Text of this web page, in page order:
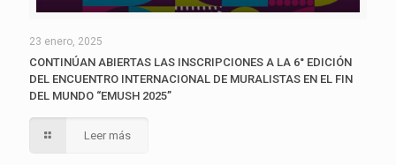
23 enero, 2025
CONTINÚAN ABIERTAS LAS INSCRIPCIONES A LA 6° EDICIÓN
DEL ENCUENTRO INTERNACIONAL DE MURALISTAS EN EL FIN
DEL MUNDO “EMUSH 2025”
Leer más